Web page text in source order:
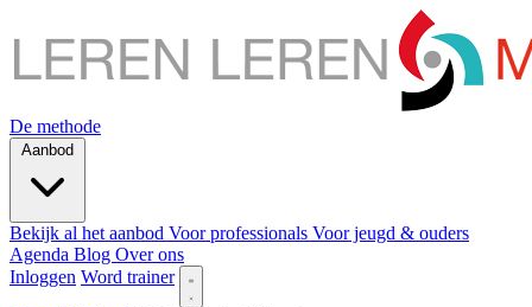
De methode
Bekijk al het aanbod Voor professionals Voor jeugd & ouders
Agenda Blog Over ons
Inloggen Word trainer